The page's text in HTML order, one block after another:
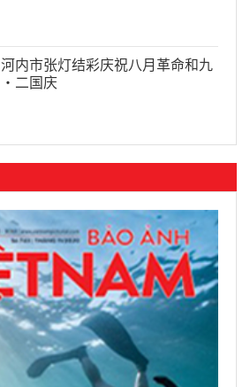
河内市张灯结彩庆祝八月革命和九
·二国庆